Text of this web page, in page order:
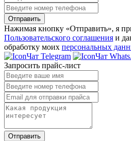
Отправить
Нажимая кнопку «Отправить», я
Пользовательского соглашения и
обработку моих персональных
Чат Telegram
Чат
Запросить прайс-лист
Отправить